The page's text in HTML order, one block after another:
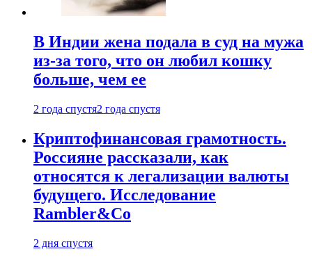
В Индии жена подала в суд на мужа
из-за того, что он любил кошку
больше, чем ее
2 года спустя2 года спустя
Криптофинансовая грамотность.
Россияне рассказали, как
относятся к легализации валюты
будущего. Исследование
Rambler&Co
2 дня спустя